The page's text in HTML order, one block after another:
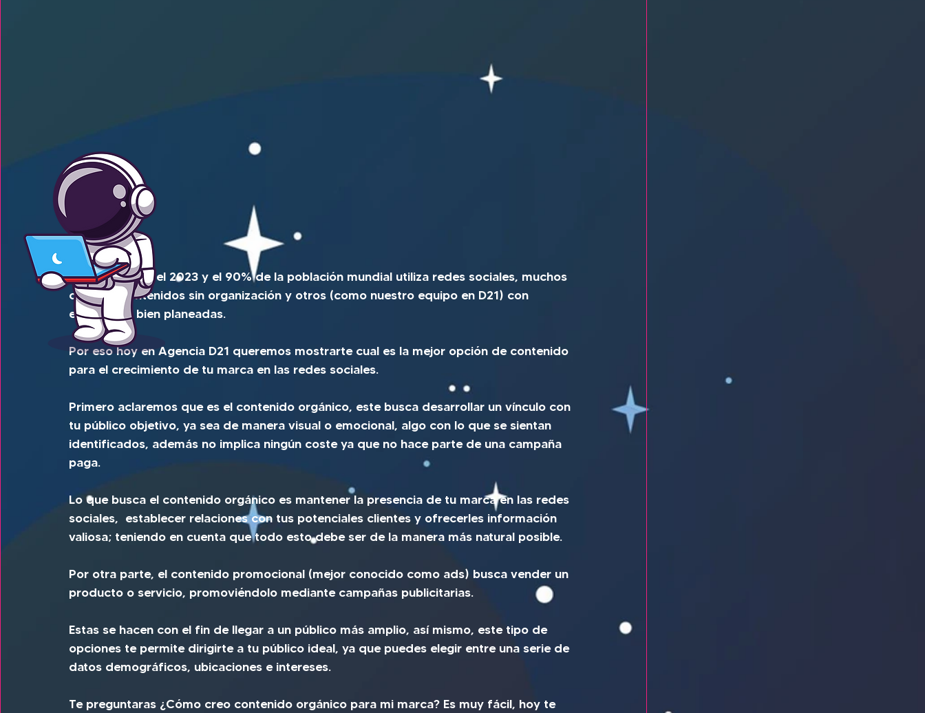
Ya estamos en el 2023 y el 90% de la población mundial utiliza redes sociales, muchos
creando contenidos sin organización y otros (como nuestro equipo en D21) con
estrategias bien planeadas.
Por eso hoy en Agencia D21 queremos mostrarte cual es la mejor opción de contenido
para el crecimiento de tu marca en las redes sociales.
Primero aclaremos que es el contenido orgánico, este busca desarrollar un vínculo con
tu público objetivo, ya sea de manera visual o emocional, algo con lo que se sientan
identificados, además no implica ningún coste ya que no hace parte de una campaña
paga.
Lo que busca el contenido orgánico es mantener la presencia de tu marca en las redes
sociales,  establecer relaciones con tus potenciales clientes y ofrecerles información
valiosa; teniendo en cuenta que todo esto debe ser de la manera más natural posible.
Por otra parte, el contenido promocional (mejor conocido como ads) busca vender un
producto o servicio, promoviéndolo mediante campañas publicitarias.
Estas se hacen con el fin de llegar a un público más amplio, así mismo, este tipo de
opciones te permite dirigirte a tu público ideal, ya que puedes elegir entre una serie de
datos demográficos, ubicaciones e intereses.
Te preguntaras ¿Cómo creo contenido orgánico para mi marca? Es muy fácil, hoy te